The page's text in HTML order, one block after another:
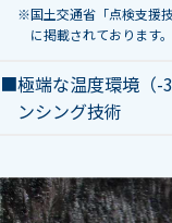
国土交通省「点検支援
に掲載されております。
極端な温度環境（
ンシング技術